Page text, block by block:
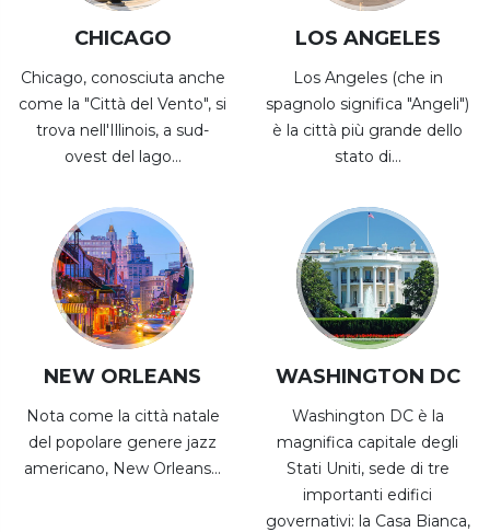
CHICAGO
Chicago, conosciuta anche
come la "Città del Vento", si
trova nell'Illinois, a sud-
ovest del lago...
LOS ANGELES
Los Angeles (che in
spagnolo significa "Angeli")
è la città più grande dello
stato di...
NEW ORLEANS
Nota come la città natale
del popolare genere jazz
americano, New Orleans...
WASHINGTON DC
Washington DC è la
magnifica capitale degli
Stati Uniti, sede di tre
importanti edifici
governativi: la Casa Bianca,